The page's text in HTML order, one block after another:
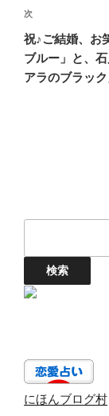
ー
シ
ョ
ン
次
の
投
稿
次
祝♪ご結婚、お
ブルー」と、
アラのブラック
にほんブログ村